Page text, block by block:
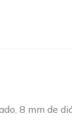
8 mm de